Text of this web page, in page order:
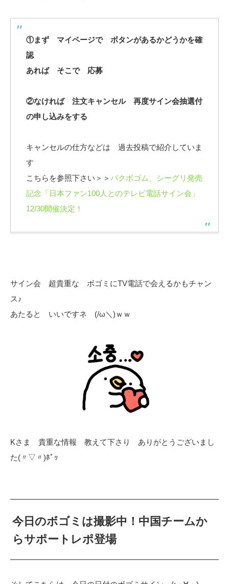
①まず マイページで ボタンがあるかどうかを確
認
あれば そこで 応募
②なければ 注文キャンセル 再度サイン会抽選付
の申し込みをする
キャンセルの仕方などは 過去投稿で紹介していま
す
こちらを参照下さい＞＞ パクボゴム、シーグリ発売
記念「日本ファン100人とのテレビ電話サイン会」
12/30開催決定！
サイン会 超貴重な ボゴミにTV電話で会えるかもチャン
ス♪
あたると いいですネ (/ω＼)ｗｗ
Kさま 貴重な情報 教えて下さり ありがとうございまし
た(〃▽〃)ﾎﾟｯ
今日のボゴミは撮影中！中国チームか
らサポートレポ登場